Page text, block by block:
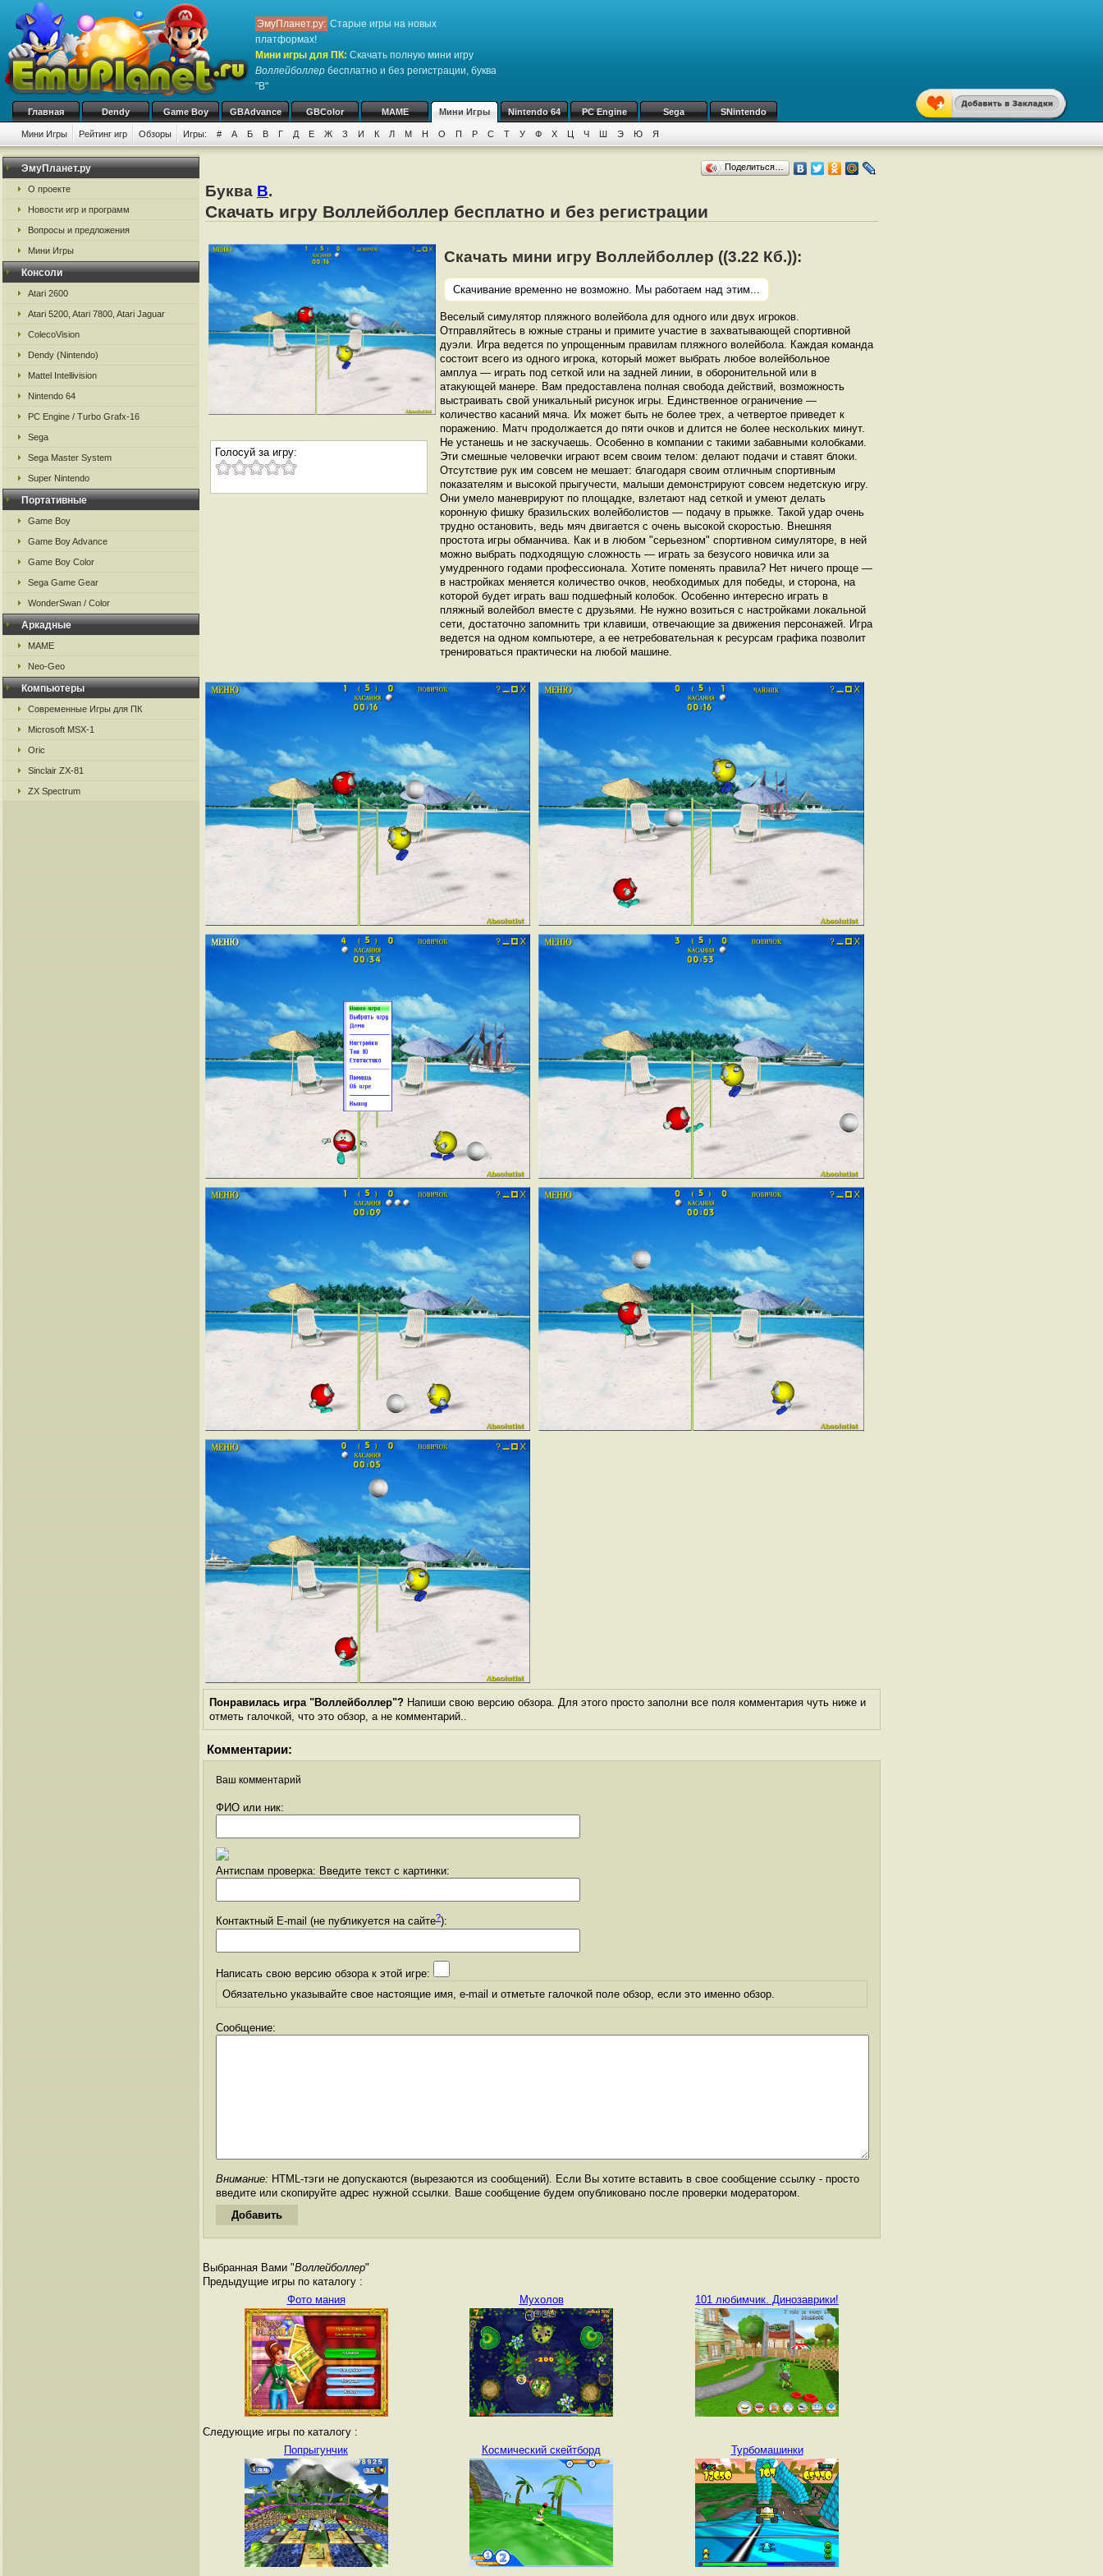
ЭмуПланет.ру: Старые игры на новых
платформах!
Мини игры для ПК: Скачать полную мини игру
Воллейболлер бесплатно и без регистрации, буква
"В"
Главная Dendy Game Boy GBAdvance GBColor MAME Мини Игры Nintendo 64 PC Engine Sega SNintendo
Мини Игры Рейтинг игр Обзоры Игры: # А Б В Г Д Е Ж З И К Л М Н О П Р С Т У Ф Х Ц Ч Ш Э Ю Я
ЭмуПланет.ру
О проекте
Новости игр и программ
Вопросы и предложения
Мини Игры
Консоли
Atari 2600
Atari 5200, Atari 7800, Atari Jaguar
ColecoVision
Dendy (Nintendo)
Mattel Intellivision
Nintendo 64
PC Engine / Turbo Grafx-16
Sega
Sega Master System
Super Nintendo
Портативные
Game Boy
Game Boy Advance
Game Boy Color
Sega Game Gear
WonderSwan / Color
Аркадные
MAME
Neo-Geo
Компьютеры
Современные Игры для ПК
Microsoft MSX-1
Oric
Sinclair ZX-81
ZX Spectrum
Поделиться…
Буква В.
Скачать игру Воллейболлер бесплатно и без регистрации
Голосуй за игру:
Скачать мини игру Воллейболлер ((3.22 Кб.)):
Скачивание временно не возможно. Мы работаем над этим...
Веселый симулятор пляжного волейбола для одного или двух игроков.
Отправляйтесь в южные страны и примите участие в захватывающей спортивной
дуэли. Игра ведется по упрощенным правилам пляжного волейбола. Каждая команда
состоит всего из одного игрока, который может выбрать любое волейбольное
амплуа — играть под сеткой или на задней линии, в оборонительной или в
атакующей манере. Вам предоставлена полная свобода действий, возможность
выстраивать свой уникальный рисунок игры. Единственное ограничение —
количество касаний мяча. Их может быть не более трех, а четвертое приведет к
поражению. Матч продолжается до пяти очков и длится не более нескольких минут.
Не устанешь и не заскучаешь. Особенно в компании с такими забавными колобками.
Эти смешные человечки играют всем своим телом: делают подачи и ставят блоки.
Отсутствие рук им совсем не мешает: благодаря своим отличным спортивным
показателям и высокой прыгучести, малыши демонстрируют совсем недетскую игру.
Они умело маневрируют по площадке, взлетают над сеткой и умеют делать
коронную фишку бразильских волейболистов — подачу в прыжке. Такой удар очень
трудно остановить, ведь мяч двигается с очень высокой скоростью. Внешняя
простота игры обманчива. Как и в любом "серьезном" спортивном симуляторе, в ней
можно выбрать подходящую сложность — играть за безусого новичка или за
умудренного годами профессионала. Хотите поменять правила? Нет ничего проще —
в настройках меняется количество очков, необходимых для победы, и сторона, на
которой будет играть ваш подшефный колобок. Особенно интересно играть в
пляжный волейбол вместе с друзьями. Не нужно возиться с настройками локальной
сети, достаточно запомнить три клавиши, отвечающие за движения персонажей. Игра
ведется на одном компьютере, а ее нетребовательная к ресурсам графика позволит
тренироваться практически на любой машине.
Понравилась игра "Воллейболлер"? Напиши свою версию обзора. Для этого просто заполни все поля комментария чуть ниже и
отметь галочкой, что это обзор, а не комментарий..
Комментарии:
Ваш комментарий
ФИО или ник:
Антиспам проверка: Введите текст с картинки:
Контактный E-mail (не публикуется на сайте?):
Написать свою версию обзора к этой игре:
Обязательно указывайте свое настоящие имя, e-mail и отметьте галочкой поле обзор, если это именно обзор.
Сообщение:
Внимание: HTML-тэги не допускаются (вырезаются из сообщений). Если Вы хотите вставить в свое сообщение ссылку - просто
введите или скопируйте адрес нужной ссылки. Ваше сообщение будем опубликовано после проверки модератором.
Выбранная Вами "Воллейболлер"
Предыдущие игры по каталогу :
Фото мания
Мухолов 101 любимчик. Динозаврики!
Следующие игры по каталогу :
Попрыгунчик
Космический скейтборд Турбомашинки